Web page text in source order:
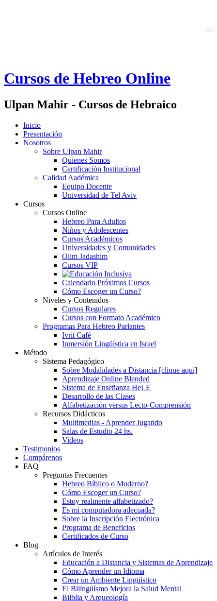
בס'ד
Cursos de Hebreo Online
Ulpan Mahir - Cursos de Hebraico
Inicio
Presentación
Nosotros
Sobre Ulpan Mahir
Quienes Somos
Certificación Institucional
Calidad Aadémica
Equipo Docente
Universidad de Tel Aviv
Cursos
Cursos Online
Hebreo Para Adultos
Niños y Adolescentes
Cursos Académicos
Universidades y Comunidades
Olim Jadashim
Cursos VIP
Calendario Próximos Cursos
Cómo Escoger un Curso?
Niveles y Contenidos
Cursos Regulares
Cursos con Formato Académico
Programas Para Hebreo Parlantes
Ivrit Café
Inmersión Lingüística en Israel
Método
Sistema Pedagógico
Sobre Modalidades a Distancia [clique aquí]
Aprendizaje Online Blended
Sistema de Enseñanza HeLE
Desarrollo de las Clases
Alfabetización versus Lecto-Comprensión
Recursos Didácticos
Multimedias - Aprender Jugando
Salas de Estudio 24 hs.
Videos
Testimonios
Compárenos
FAQ
Preguntas Frecuentes
Hebreo Bíblico o Moderno?
Cómo Escoger un Curso?
Estoy realmente alfabetizado?
Es mi computadora adecuada?
Sobre la Inscripción Electrónica
Programa de Beneficios
Certificados de Curso
Blog
Artículos de Interés
Educación a Distancia y Sistemas de Aprendizaje
Cómo Aprender un Idioma
Crear un Ambiente Lingüístico
El Bilingüísmo Mejora la Salud Mental
Bilblia y Arqueología